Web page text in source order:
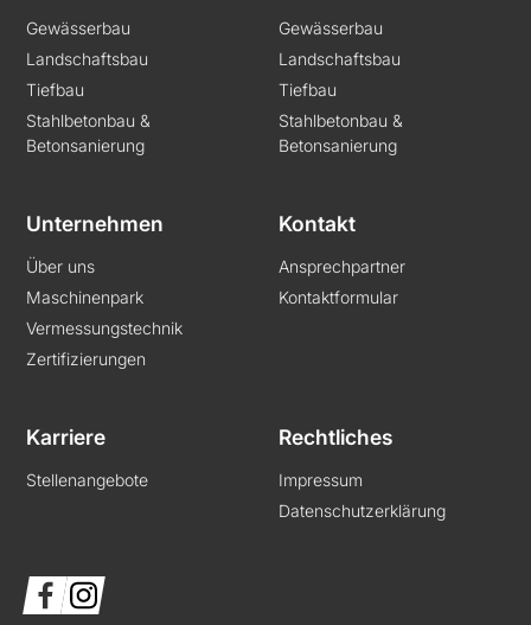
Gewässerbau
Landschaftsbau
Tiefbau
Stahlbetonbau &
Betonsanierung
Gewässerbau
Landschaftsbau
Tiefbau
Stahlbetonbau &
Betonsanierung
Unternehmen
Über uns
Maschinenpark
Vermessungstechnik
Zertifizierungen
Kontakt
Ansprechpartner
Kontaktformular
Karriere
Stellenangebote
Rechtliches
Impressum
Datenschutzerklärung